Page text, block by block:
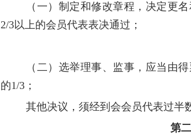
（一）制定和修改章程，决定更
2/3以上的会员代表表决通过；
（二）选举理事、监事，应当由
的1/3 ；
其他决议，须经到会会员代表过半
第